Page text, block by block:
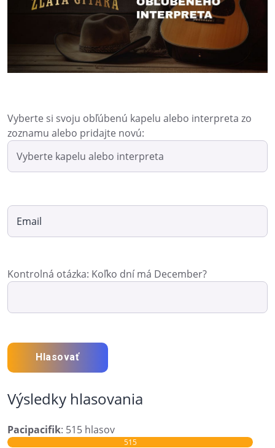
Vyberte si svoju obľúbenú kapelu alebo interpreta zo
zoznamu alebo pridajte novú:
Kontrolná otázka: Koľko dní má December?
Hlasovať
Výsledky hlasovania
Pacipacifik: 515 hlasov
515